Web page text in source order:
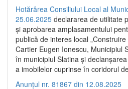
Hotărârea Consiliului Local al
25.06.2025 declararea de utilitate
și aprobarea amplasamentului
publică de interes local
Cartier Eugen Ionescu, Municipiul
în municipiul Slatina și
a imobilelor cuprinse în coridorul
Anunțul nr. 81867 din 12.08.2025